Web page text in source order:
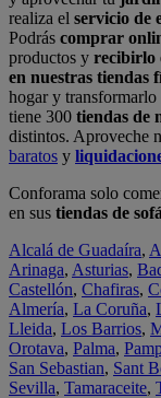
realiza el servicio de
Podrás comprar
productos y recibirlo
en nuestras tiendas
hogar y
tiene 300 tiendas de
distintos. Aproveche
baratos y
Conforama solo
en sus tiendas de
Alcalá de Guadaíra,
Arinaga, Asturias,
Castellón, Chafiras,
Almería, La Coruña,
Lleida, Los Barrios,
Orotava, Palma,
San Sebastian, Sant
Sevilla, Tamaraceite,